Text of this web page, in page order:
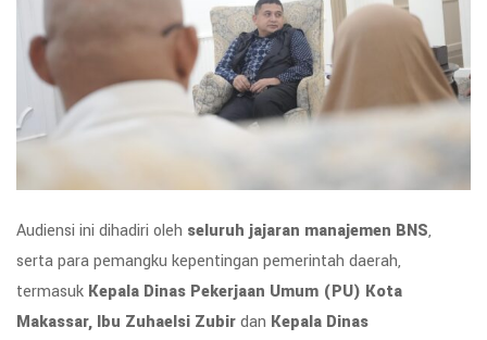
Audiensi ini dihadiri oleh seluruh jajaran manajemen BNS,
serta para pemangku kepentingan pemerintah daerah,
termasuk Kepala Dinas Pekerjaan Umum (PU) Kota
Makassar, Ibu Zuhaelsi Zubirdan Kepala Dinas